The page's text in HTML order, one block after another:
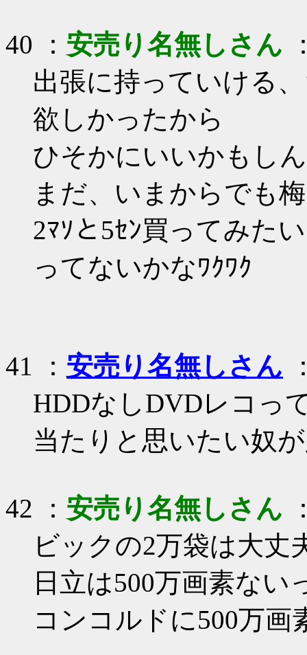
40 ： 安売り名無しさん
出張に持っていける
欲しかったから
ひそかにいいかもし
まだ、いまからでも
2ﾏｿと5ｾﾝ買ってみた
ってないかなﾜｸﾜｸ
41 ： 安売り名無しさん
HDDなしDVDレコっ
当たりと思いたい奴
42 ： 安売り名無しさん
ビックの2万袋は大丈
日立は500万画素ない
コンコルドに500万